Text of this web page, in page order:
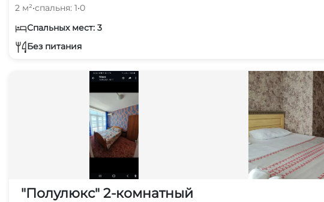
2 м²•спальня: 1•0
Спальных мест: 3
Без питания
"Полулюкс" 2-комнатный